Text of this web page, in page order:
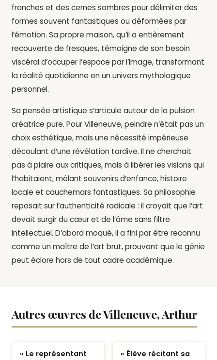
franches et des cernes sombres pour délimiter des
formes souvent fantastiques ou déformées par
l’émotion. Sa propre maison, qu’il a entièrement
recouverte de fresques, témoigne de son besoin
viscéral d’occuper l’espace par l’image, transformant
la réalité quotidienne en un univers mythologique
personnel.
Sa pensée artistique s’articule autour de la pulsion
créatrice pure. Pour Villeneuve, peindre n’était pas un
choix esthétique, mais une nécessité impérieuse
découlant d’une révélation tardive. Il ne cherchait
pas à plaire aux critiques, mais à libérer les visions qui
l’habitaient, mêlant souvenirs d’enfance, histoire
locale et cauchemars fantastiques. Sa philosophie
reposait sur l’authenticité radicale : il croyait que l’art
devait surgir du cœur et de l’âme sans filtre
intellectuel. D’abord moqué, il a fini par être reconnu
comme un maître de l’art brut, prouvant que le génie
peut éclore hors de tout cadre académique.
Autres œuvres de Villeneuve, Arthur
« Le représentant
« Élève récitant sa